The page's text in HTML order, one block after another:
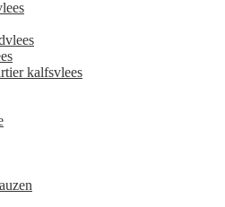
kalfsvlees